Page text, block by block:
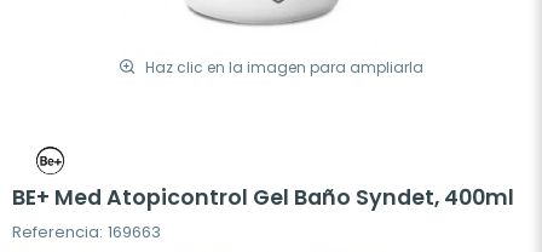
Haz clic en la imagen para ampliarla
BE+ Med Atopicontrol Gel Baño Syndet, 400ml
Referencia: 169663